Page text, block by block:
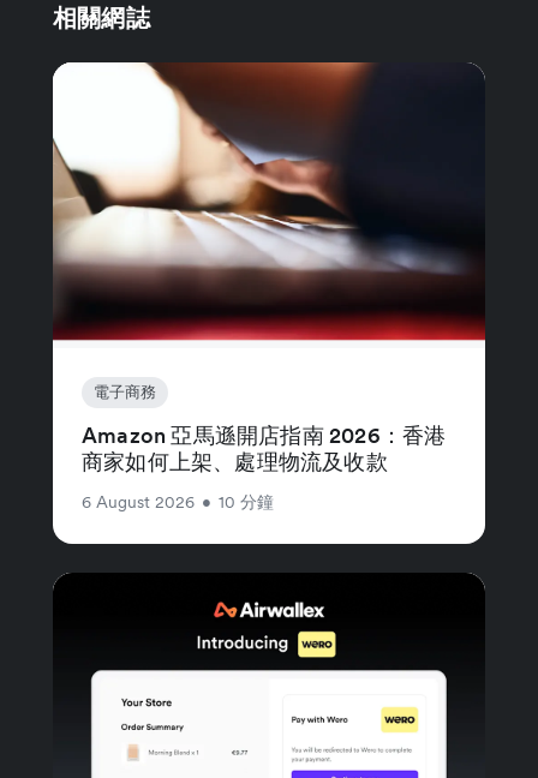
相關網誌
電子商務
Amazon 亞馬遜開店指南 2026：香港
商家如何上架、處理物流及收款
6 August 2026 • 10 分鐘